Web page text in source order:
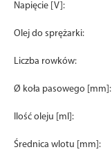
Napięcie [V]:
Olej do sprężarki:
Liczba rowków:
Ø koła pasowego [mm]:
Ilość oleju [ml]:
Średnica wlotu [mm]: